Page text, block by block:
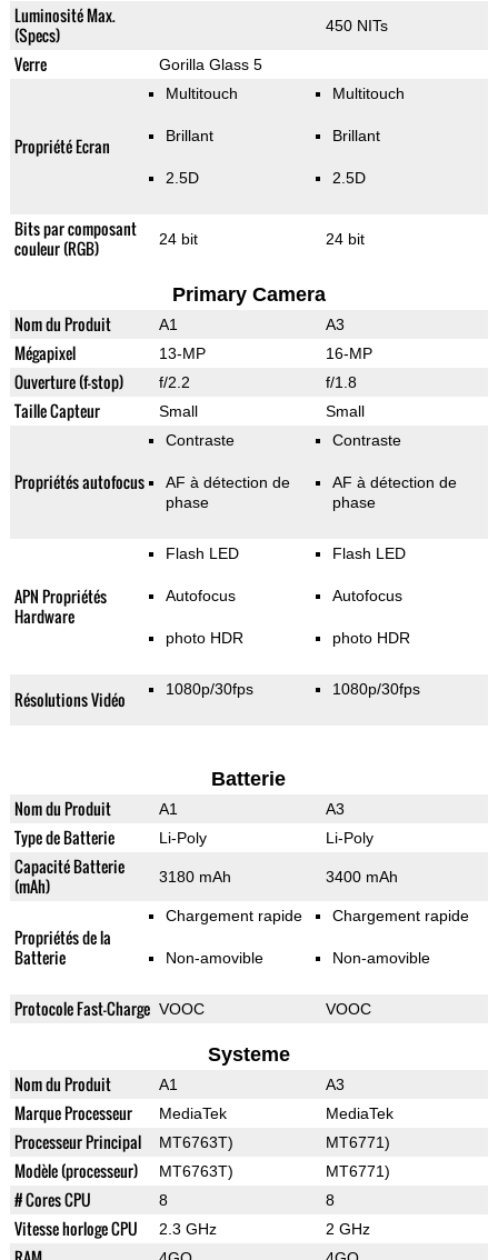
Luminosité Max.
(Specs)
450 NITs
Verre Gorilla Glass 5
Propriété Ecran
Multitouch
Brillant
2.5D
Multitouch
Brillant
2.5D
Bits par composant
couleur (RGB)
24 bit 24 bit
Primary Camera
Nom du Produit A1 A3
Mégapixel 13-MP 16-MP
Ouverture (f-stop) f/2.2 f/1.8
Taille Capteur Small Small
Propriétés autofocus
Contraste
AF à détection de
phase
Contraste
AF à détection de
phase
APN Propriétés
Hardware
Flash LED
Autofocus
photo HDR
Flash LED
Autofocus
photo HDR
Résolutions Vidéo 1080p/30fps 1080p/30fps
Batterie
Nom du Produit A1 A3
Type de Batterie Li-Poly Li-Poly
Capacité Batterie
(mAh)
3180 mAh 3400 mAh
Propriétés de la
Batterie
Chargement rapide
Non-amovible
Chargement rapide
Non-amovible
Protocole Fast-Charge VOOC VOOC
Systeme
Nom du Produit A1 A3
Marque Processeur MediaTek MediaTek
Processeur Principal MT6763T) MT6771)
Modèle (processeur) MT6763T) MT6771)
# Cores CPU 8 8
Vitesse horloge CPU 2.3 GHz 2 GHz